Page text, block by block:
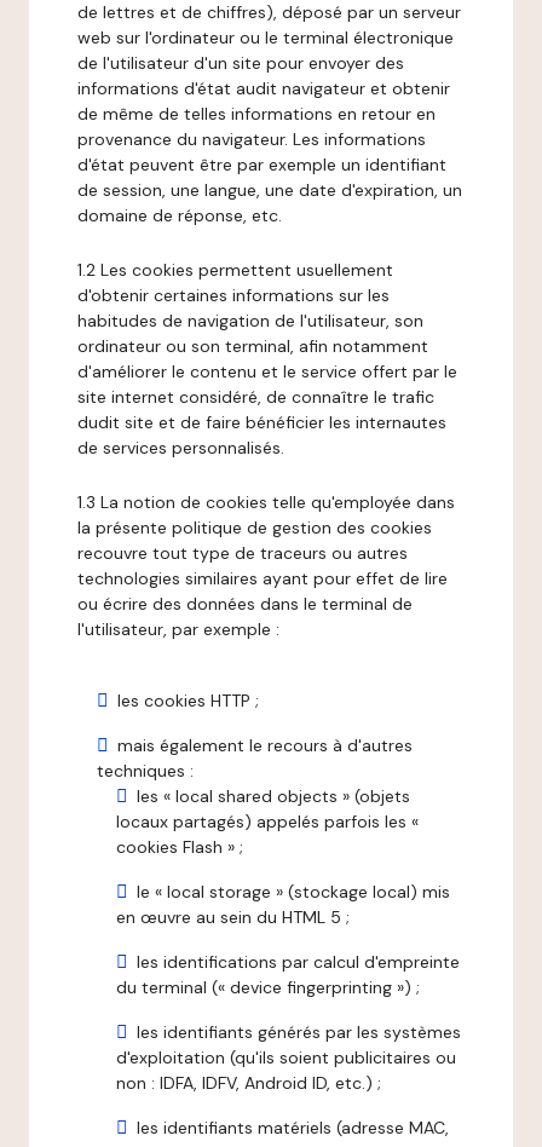
de lettres et de chiffres), déposé par un serveur
web sur l'ordinateur ou le terminal électronique
de l'utilisateur d'un site pour envoyer des
informations d'état audit navigateur et obtenir
de même de telles informations en retour en
provenance du navigateur. Les informations
d'état peuvent être par exemple un identifiant
de session, une langue, une date d'expiration, un
domaine de réponse, etc.
1.2 Les cookies permettent usuellement
d'obtenir certaines informations sur les
habitudes de navigation de l'utilisateur, son
ordinateur ou son terminal, afin notamment
d'améliorer le contenu et le service offert par le
site internet considéré, de connaître le trafic
dudit site et de faire bénéficier les internautes
de services personnalisés.
1.3 La notion de cookies telle qu'employée dans
la présente politique de gestion des cookies
recouvre tout type de traceurs ou autres
technologies similaires ayant pour effet de lire
ou écrire des données dans le terminal de
l'utilisateur, par exemple :
les cookies HTTP ;
mais également le recours à d'autres
techniques :
les « local shared objects » (objets
locaux partagés) appelés parfois les «
cookies Flash » ;
le « local storage » (stockage local) mis
en œuvre au sein du HTML 5 ;
les identifications par calcul d'empreinte
du terminal (« device fingerprinting ») ;
les identifiants générés par les systèmes
d'exploitation (qu'ils soient publicitaires ou
non : IDFA, IDFV, Android ID, etc.) ;
les identifiants matériels (adresse MAC,